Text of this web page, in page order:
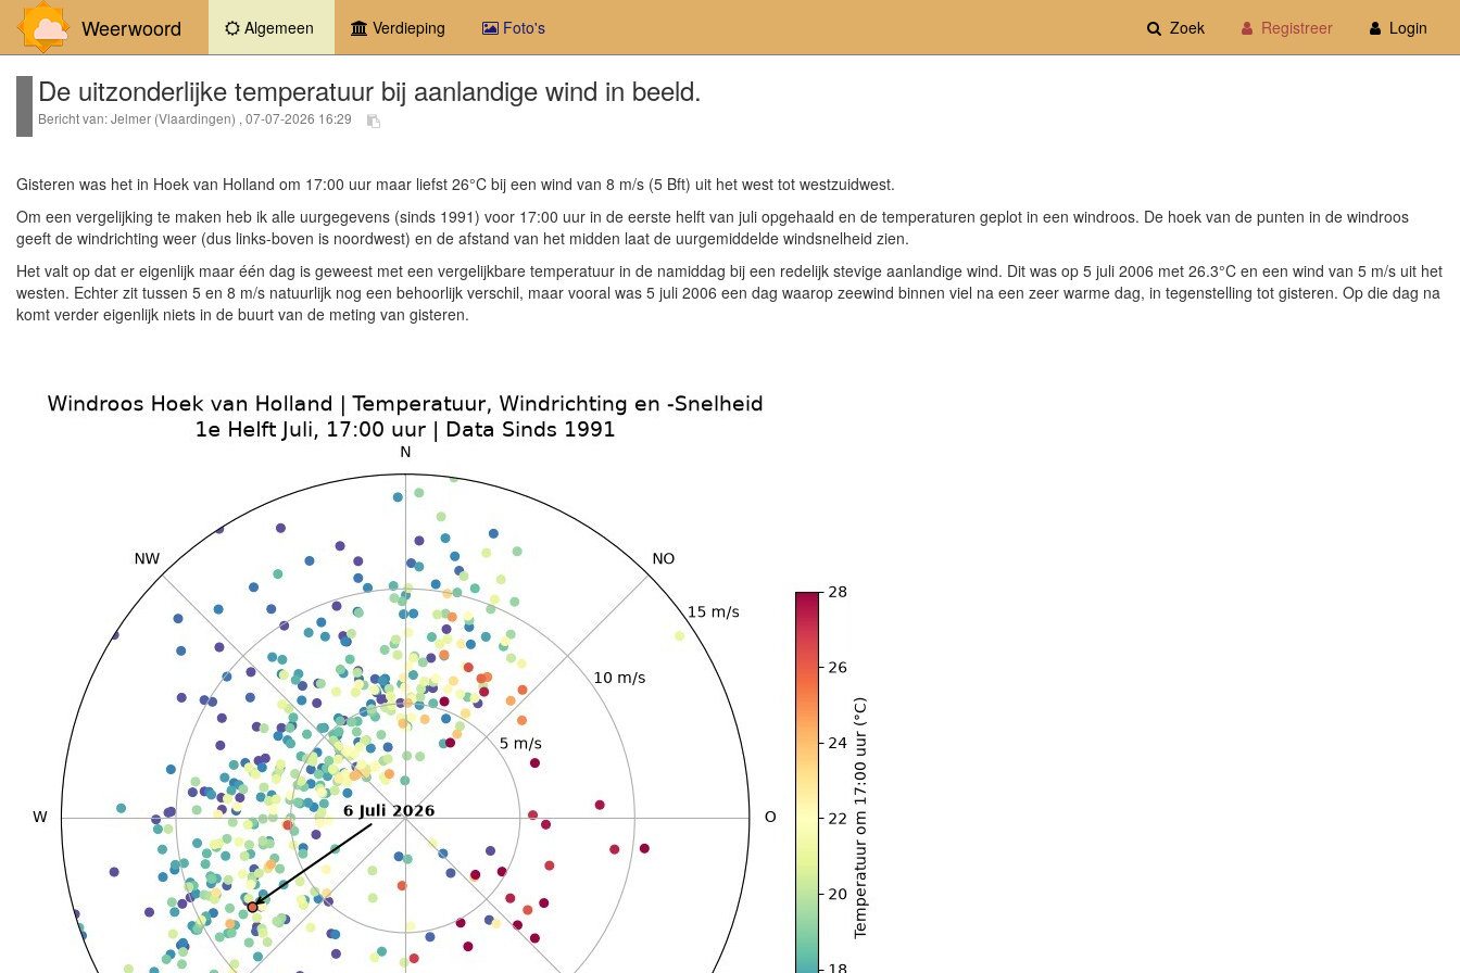
Weerwoord Algemeen (current)Verdieping Foto's Zoek Registreer Login
De uitzonderlijke temperatuur bij aanlandige wind in beeld.
Bericht van: Jelmer (Vlaardingen) , 07-07-2026 16:29
Gisteren was het in Hoek van Holland om 17:00 uur maar liefst 26°C bij een wind van 8 m/s (5 Bft) uit het west tot westzuidwest.
Om een vergelijking te maken heb ik alle uurgegevens (sinds 1991) voor 17:00 uur in de eerste helft van juli opgehaald en de temperaturen geplot in een windroos. De hoek van de punten in de windroos
geeft de windrichting weer (dus links-boven is noordwest) en de afstand van het midden laat de uurgemiddelde windsnelheid zien.
Het valt op dat er eigenlijk maar één dag is geweest met een vergelijkbare temperatuur in de namiddag bij een redelijk stevige aanlandige wind. Dit was op 5 juli 2006 met 26.3°C en een wind van 5 m/s uit het
westen. Echter zit tussen 5 en 8 m/s natuurlijk nog een behoorlijk verschil, maar vooral was 5 juli 2006 een dag waarop zeewind binnen viel na een zeer warme dag, in tegenstelling tot gisteren. Op die dag na
komt verder eigenlijk niets in de buurt van de meting van gisteren.